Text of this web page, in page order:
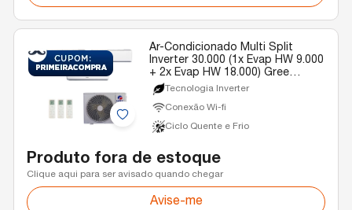
Ar-Condicionado Multi Split
Inverter 30.000 (1x Evap HW 9.000
+ 2x Evap HW 18.000) Gree
Quente/Frio R-32 220v
Tecnologia Inverter
Conexão Wi-fi
Ciclo Quente e Frio
Produto fora de estoque
Clique aqui para ser avisado quando chegar
Avise-me